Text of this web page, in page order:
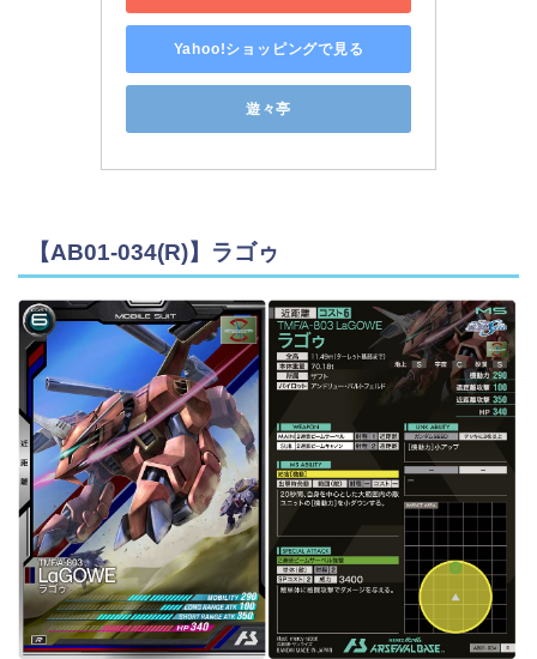
Yahoo!ショッピングで見る
遊々亭
【AB01-034(R)】ラゴゥ